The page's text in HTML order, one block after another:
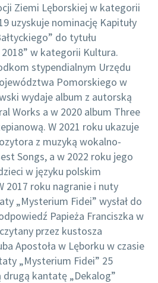
Ziemi Lęborskiej w kategorii
uzyskuje nominację Kapituły
do tytułu
2018” w kategorii Kultura.
stypendialnym Urzędu
Pomorskiego w
wydaje album z autorską
Works a w 2020 album Three
W 2021 roku ukazuje
z muzyką wokalno-
Songs, a w 2022 roku jego
w języku polskim
2017 roku nagranie i nuty
„Mysterium Fidei” wysłał do
Papieża Franciszka w
przez kustosza
Apostoła w Lęborku w czasie
„Mysterium Fidei” 25
kantatę „Dekalog”